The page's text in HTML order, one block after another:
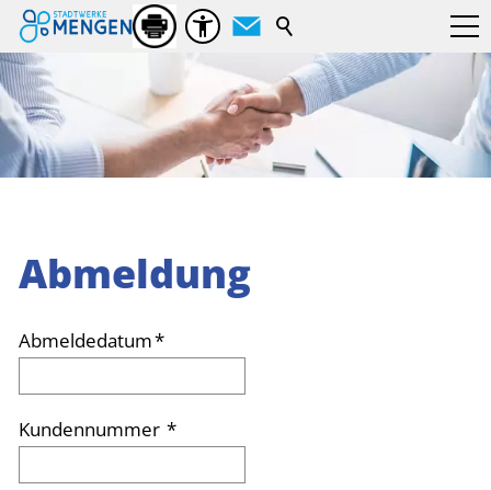
Suchbegriff
Abmeldung
Abmeldedatum*
Kundennummer *